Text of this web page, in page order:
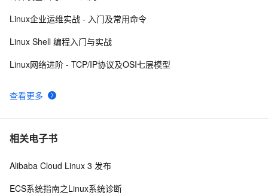
10 每日一个计算机小知识：Linux
查看更多
Linux企业运维实战 - 入门及常用命令
Linux Shell 编程入门与实战
Linux网络进阶 - TCP/IP协议及OSI七层模型
相关电子书
Alibaba Cloud Linux 3 发布
ECS系统指南之Linux系统诊断